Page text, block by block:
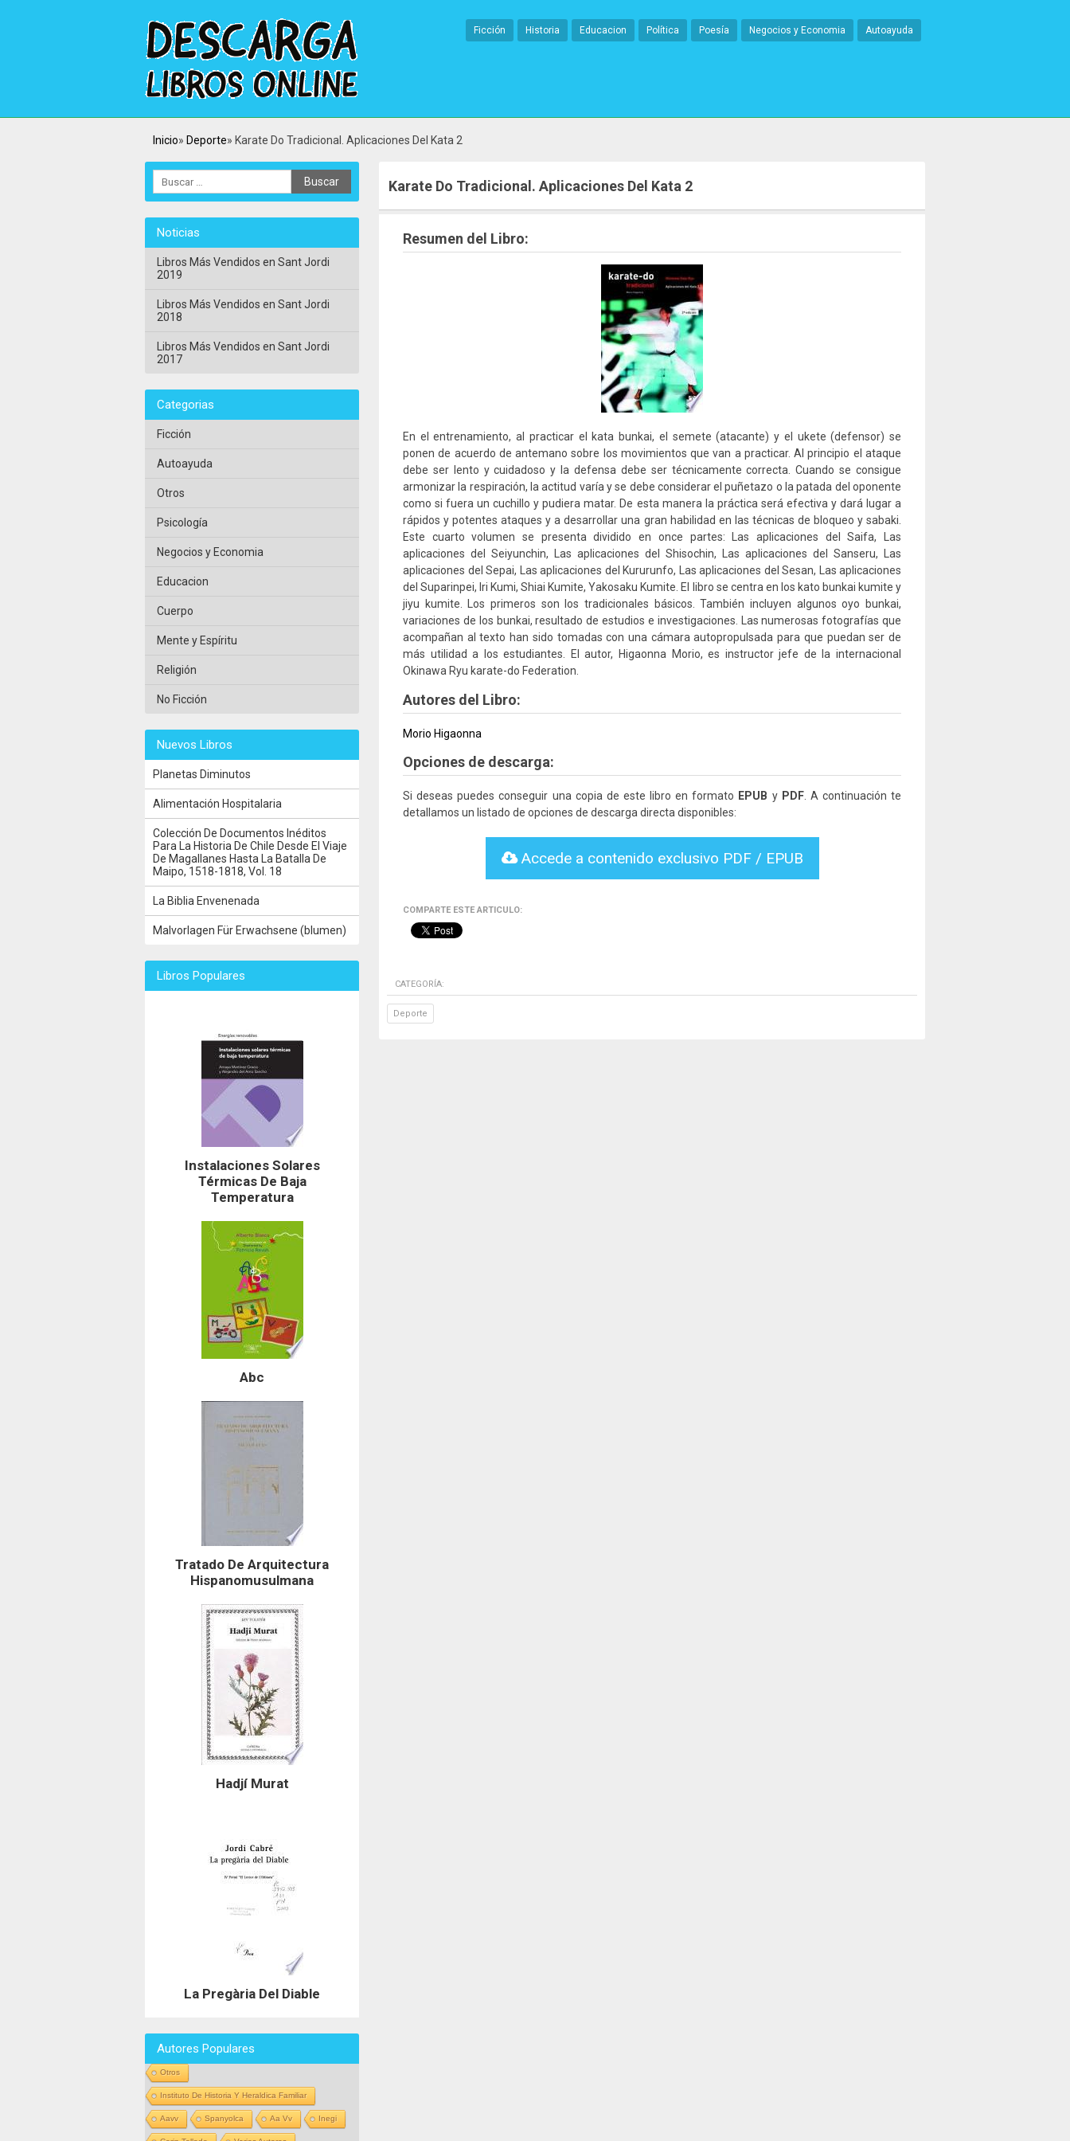
Ficción Historia Educacion Política Poesía Negocios y Economia Autoayuda
Inicio Deporte Karate Do Tradicional. Aplicaciones Del Kata 2
Karate Do Tradicional. Aplicaciones Del Kata 2
Resumen del Libro:
En el entrenamiento, al practicar el kata bunkai, el semete (atacante) y el ukete (defensor) se
ponen de acuerdo de antemano sobre los movimientos que van a practicar. Al principio el ataque
debe ser lento y cuidadoso y la defensa debe ser técnicamente correcta. Cuando se consigue
armonizar la respiración, la actitud varía y se debe considerar el puñetazo o la patada del oponente
como si fuera un cuchillo y pudiera matar. De esta manera la práctica será efectiva y dará lugar a
rápidos y potentes ataques y a desarrollar una gran habilidad en las técnicas de bloqueo y sabaki.
Este cuarto volumen se presenta dividido en once partes: Las aplicaciones del Saifa, Las
aplicaciones del Seiyunchin, Las aplicaciones del Shisochin, Las aplicaciones del Sanseru, Las
aplicaciones del Sepai, Las aplicaciones del Kururunfo, Las aplicaciones del Sesan, Las aplicaciones
del Suparinpei, Iri Kumi, Shiai Kumite, Yakosaku Kumite. El libro se centra en los kato bunkai kumite y
jiyu kumite. Los primeros son los tradicionales básicos. También incluyen algunos oyo bunkai,
variaciones de los bunkai, resultado de estudios e investigaciones. Las numerosas fotografías que
acompañan al texto han sido tomadas con una cámara autopropulsada para que puedan ser de
más utilidad a los estudiantes. El autor, Higaonna Morio, es instructor jefe de la internacional
Okinawa Ryu karate-do Federation.
Autores del Libro:
Morio Higaonna
Opciones de descarga:
Si deseas puedes conseguir una copia de este libro en formato EPUB y PDF. A continuación te
detallamos un listado de opciones de descarga directa disponibles:
Accede a contenido exclusivo PDF / EPUB
COMPARTE ESTE ARTICULO:
CATEGORÍA:
Deporte
Noticias
Libros Más Vendidos en Sant Jordi
2019
Libros Más Vendidos en Sant Jordi
2018
Libros Más Vendidos en Sant Jordi
2017
Categorias
Ficción
Autoayuda
Otros
Psicología
Negocios y Economia
Educacion
Cuerpo
Mente y Espíritu
Religión
No Ficción
Nuevos Libros
Planetas Diminutos
Alimentación Hospitalaria
Colección De Documentos Inéditos
Para La Historia De Chile Desde El Viaje
De Magallanes Hasta La Batalla De
Maipo, 1518-1818, Vol. 18
La Biblia Envenenada
Malvorlagen Für Erwachsene (blumen)
Libros Populares
Instalaciones Solares
Térmicas De Baja
Temperatura
Abc
Tratado De Arquitectura
Hispanomusulmana
Hadjí Murat
La Pregària Del Diable
Autores Populares
Otros
Instituto De Historia Y Heraldica Familiar
Aavv Spanyolca Aa Vv Inegi